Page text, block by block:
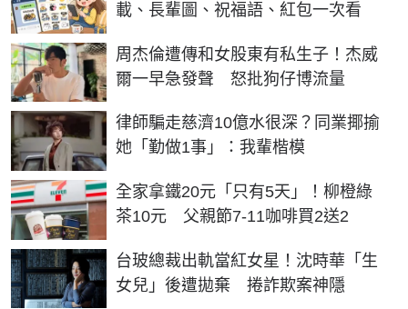
載、長輩圖、祝福語、紅包一次看
周杰倫遭傳和女股東有私生子！杰威
爾一早急發聲 怒批狗仔博流量
律師騙走慈濟10億水很深？同業揶揄
她「勤做1事」：我輩楷模
全家拿鐵20元「只有5天」！柳橙綠
茶10元 父親節7-11咖啡買2送2
台玻總裁出軌當紅女星！沈時華「生
女兒」後遭拋棄 捲詐欺案神隱